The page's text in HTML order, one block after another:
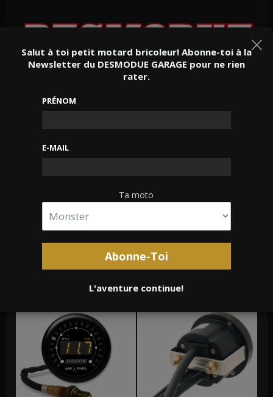
ACCUEIL BOUTIQUE
Installation sonde AFR Innovate
Motorsports
×
Salut à toi petit motard bricoleur! Abonne-toi à la
Newsletter du DESMODUE GARAGE pour ne rien
rater.
PRÉNOM
E-MAIL
Ta moto
L'aventure continue!